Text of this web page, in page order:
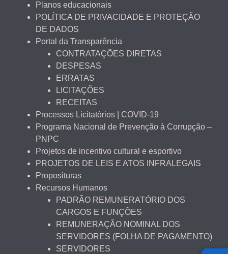
Planos educacionais
POLÍTICA DE PRIVACIDADE E PROTEÇÃO
DE DADOS
Portal da Transparência
CONTRATAÇÕES DIRETAS
DESPESAS
ERRATAS
LICITAÇÕES
RECEITAS
Processos Licitatórios | COVID-19
Programa Nacional de Prevenção à Corrupção –
PNPC
Projetos de incentivo cultural e esportivo
PROJETOS DE LEIS E ATOS INFRALEGAIS
Proposituras
Recursos Humanos
PADRÃO REMUNERATÓRIO DOS
CARGOS E FUNÇÕES
REMUNERAÇÃO NOMINAL DOS
SERVIDORES (FOLHA DE PAGAMENTO)
SERVIDORES